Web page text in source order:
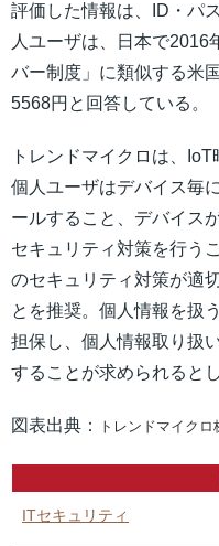
評価した情報は、ID・パ
人ユーザは、日本で2016
バー制度」に類似する米
5568円と回答している。
トレンドマイクロは、
個人ユーザはデバイス毎
ールすること、デバイス
セキュリティ対策を行う
のセキュリティ対策が適
とを推奨。個人情報を扱
担保し、個人情報取り扱
することが求められると
図表出典： トレンドマイク
ITセキュリティ